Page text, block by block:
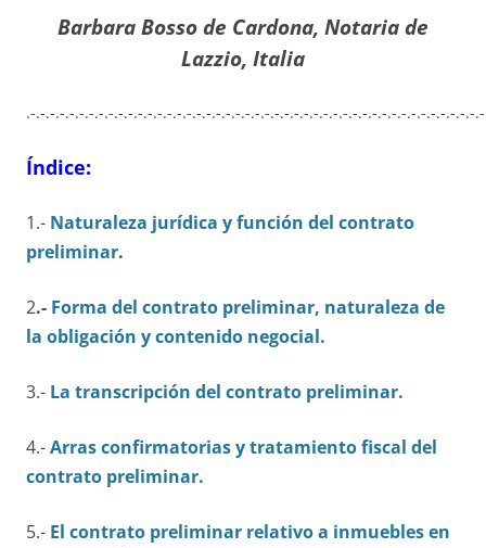
Barbara Bosso de Cardona, Notaria de
Lazzio, Italia
.-.-.-.-.-.-.-.-.-.-.-.-.-.-.-.-.-.-.-.-.-.-.-.-.-.-.-.-.-.-.-.-.-.-.-.-.-.-.-.-.-.-.-.-.-
Índice:
1.- Naturaleza jurídica y función del contrato
preliminar.
2.- Forma del contrato preliminar, naturaleza de
la obligación y contenido negocial.
3.- La transcripción del contrato preliminar.
4.-Arras confirmatorias y tratamiento fiscal del
contrato preliminar.
5.- El contrato preliminar relativo a inmuebles en